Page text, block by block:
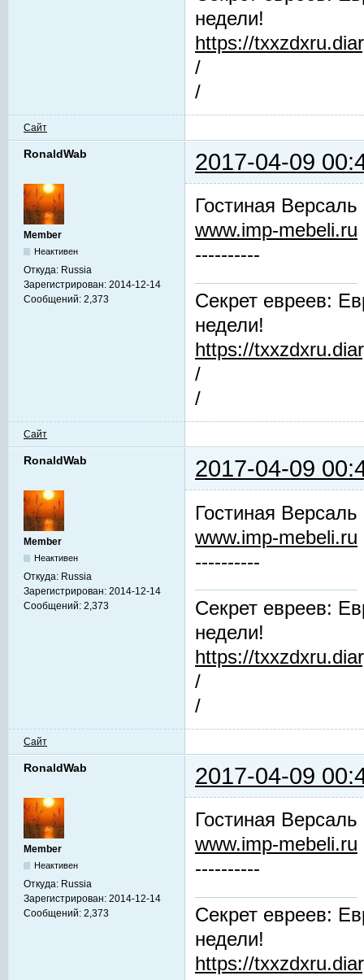
недели!
https://
/
/
Сайт
RonaldWab 2017-04-09
Member
Неактивен
Откуда: Russia
Зарегистрирован: 2014-12-14
Сообщений: 2,373
Гостиная Версаль
www.imp-mebeli.ru
----------
Секрет евреев:
недели!
https://
/
/
Сайт
RonaldWab 2017-04-09
Member
Неактивен
Откуда: Russia
Зарегистрирован: 2014-12-14
Сообщений: 2,373
Гостиная Версаль
www.imp-mebeli.ru
----------
Секрет евреев:
недели!
https://
/
/
Сайт
RonaldWab 2017-04-09
Member
Неактивен
Откуда: Russia
Зарегистрирован: 2014-12-14
Сообщений: 2,373
Гостиная Версаль
www.imp-mebeli.ru
----------
Секрет евреев:
недели!
https://